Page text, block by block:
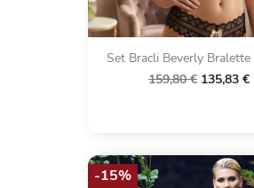
Set Bracli Beverly
159,80 € 135,83 €
-15%